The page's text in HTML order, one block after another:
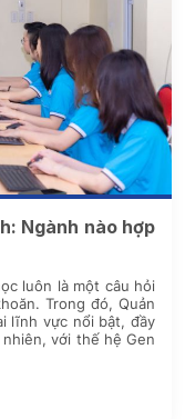
Ngành nào hợp
luôn là một câu hỏi
Trong đó, Quản
lĩnh vực nổi bật, đầy
với thế hệ Gen